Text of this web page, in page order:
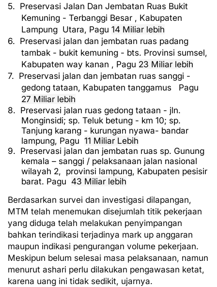
5. Preservasi Jalan Dan Jembatan Ruas Bukit
Kemuning - Terbanggi Besar , Kabupaten
Lampung Utara, Pagu14 Miliar lebih
6. Preservasi jalan dan jembatan ruas padang
tambak - bukit kemuning - bts. Provinsi sumsel,
Kabupaten way kanan , Pagu 23 Miliar lebih
7. Preservasi jalan dan jembatan ruas sanggi -
gedong tataan, Kabupaten tanggamus
Pagu
27 Miliar lebih
8. Preservasi jalan ruas gedong tataan - jln.
Monginsidi; sp. Teluk betung - km 10; sp.
Tanjung karang - kurungan nyawa- bandar
lampung, Pagu 11 Miliar Lebih
9. Preservasi jalan dan jembatan ruas sp. Gunung
kemala – sanggi / pelaksanaan jalan nasional
wilayah 2, provinsi lampung, Kabupaten pesisir
barat. Pagu 43 Miliar lebih
Berdasarkan survei dan investigasi dilapangan,
MTM telah menemukan disejumlah titik pekerjaan
yang diduga telah melakukan penyimpangan
bahkan terindikasi terjadinya mark up anggaran
maupun indikasi pengurangan volume pekerjaan.
Meskipun belum selesai masa pelaksanaan, namun
menurut ashari perlu dilakukan pengawasan ketat,
karena uang ini tidak sedikit, ujarnya.